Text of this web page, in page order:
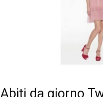
Abiti da giorno